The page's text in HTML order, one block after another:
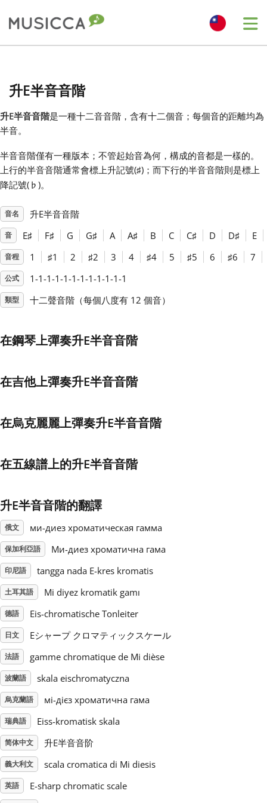
Български
Deutsch
English
Español
Русский
Svenska
Tiếng Việt
Türkçe
简体中文
繁體中文
升E半音音階
升E半音音階是一種十二音音階，含有十二個音；每個音的距離均為
半音。
半音音階僅有一種版本；不管起始音為何，構成的音都是一樣的。
上行的半音音階通常會標上升記號(♯)；而下行的半音音階則是標上
降記號( ♭ )。
音名 升E半音音階
音 E♯ F♯ G G♯ A A♯ B C C♯ D D♯ E
音程 1 ♯1 2 ♯2 3 4 ♯4 5 ♯5 6 ♯6 7
公式 1-1-1-1-1-1-1-1-1-1-1-1
類型 十二聲音階（每個八度有 12 個音）
在鋼琴上彈奏升E半音音階
在吉他上彈奏升E半音音階
在烏克麗麗上彈奏升E半音音階
在五線譜上的升E半音音階
升E半音音階的翻譯
俄文 ми-диез хроматическая гамма
保加利亞語 Mи-диез хроматична гама
印尼語 tangga nada E-kres kromatis
土耳其語 Mi diyez kromatik gamı
德語 Eis-chromatische Tonleiter
日文 Eシャープ クロマティックスケール
法語 gamme chromatique de Mi dièse
波蘭語 skala eischromatyczna
烏克蘭語 мі-дієз хроматична гама
瑞典語 Eiss-kromatisk skala
简体中文 升E半音音阶
義大利文 scala cromatica di Mi diesis
英語 E-sharp chromatic scale